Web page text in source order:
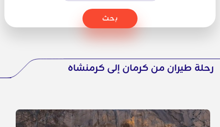
بحث
رحلة طيران من كرمان إلى كرمنشاه